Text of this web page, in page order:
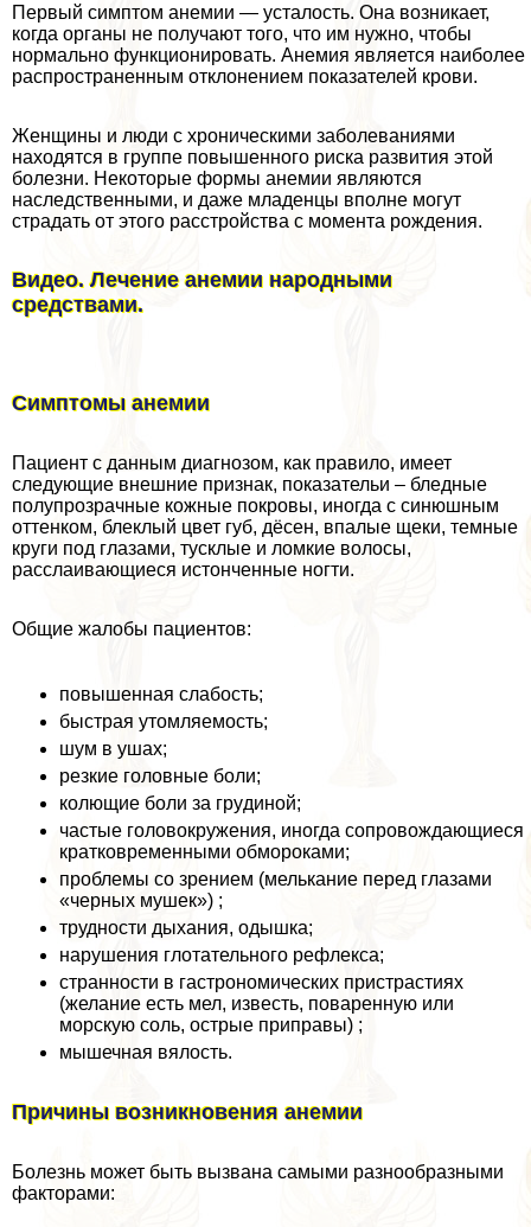
Первый симптом анемии — усталость. Она возникает,
когда органы не получают того, что им нужно, чтобы
нормально функционировать. Анемия является наиболее
распространенным отклонением показателей крови.
Женщины и люди с хроническими заболеваниями
находятся в группе повышенного риска развития этой
болезни. Некоторые формы анемии являются
наследственными, и даже младенцы вполне могут
страдать от этого расстройства с момента рождения.
Видео. Лечение анемии народными
средствами.
Симптомы анемии
Пациент с данным диагнозом, как правило, имеет
следующие внешние признак, показательи – бледные
полупрозрачные кожные покровы, иногда с синюшным
оттенком, блеклый цвет губ, дёсен, впалые щеки, темные
круги под глазами, тусклые и ломкие волосы,
расслаивающиеся истонченные ногти.
Общие жалобы пациентов:
повышенная слабость;
быстрая утомляемость;
шум в ушах;
резкие головные боли;
колющие боли за гpyдиной;
частые головокружения, иногда сопровождающиеся
кратковременными обмороками;
проблемы со зрением (мелькание перед глазами
«черных мушек») ;
трудности дыхания, одышка;
нарушения глотательного рефлекса;
странности в гастрономических пристрастиях
(желание есть мел, известь, поваренную или
морскую соль, острые приправы) ;
мышечная вялость.
Причины возникновения анемии
Болезнь может быть вызвана самыми разнообразными
факторами: